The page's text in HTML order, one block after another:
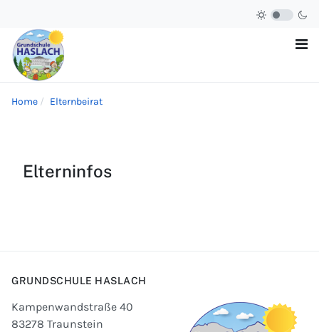
Home Elternbeirat
Elterninfos
GRUNDSCHULE HASLACH
Kampenwandstraße 40
83278 Traunstein